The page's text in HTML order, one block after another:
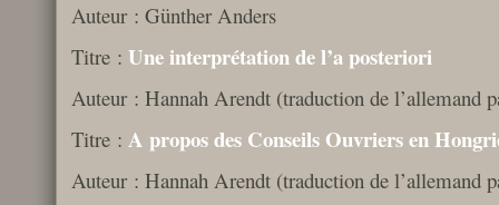
Auteur : Günther Anders
Titre : Une interprétation de l’a posteriori
Auteur : Hannah Arendt (traduction de l’allemand
Titre : A propos des Conseils Ouvriers en
Auteur : Hannah Arendt (traduction de l’allemand